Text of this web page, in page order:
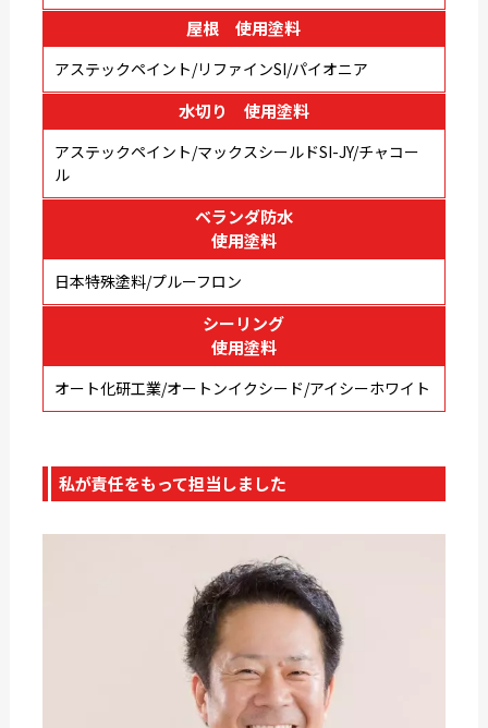
屋根 使用塗料
アステックペイント/リファインSI/パイオニア
水切り 使用塗料
アステックペイント/マックスシールドSI-JY/チャコー
ル
ベランダ防水
使用塗料
日本特殊塗料/プルーフロン
シーリング
使用塗料
オート化研工業/オートンイクシード/アイシーホワイト
私が責任をもって担当しました